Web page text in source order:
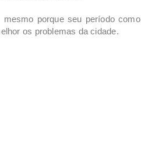
porque seu período como
os problemas da cidade.